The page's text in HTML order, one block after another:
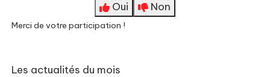
Oui Non
Merci de votre participation !
Les actualités du mois